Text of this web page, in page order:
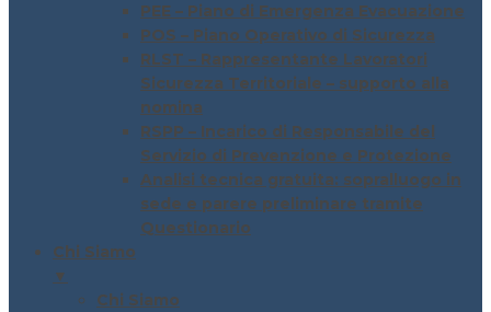
PEE – Piano di Emergenza Evacuazione
POS – Piano Operativo di Sicurezza
RLST – Rappresentante Lavoratori
Sicurezza Territoriale – supporto alla
nomina
RSPP – Incarico di Responsabile del
Servizio di Prevenzione e Protezione
Analisi tecnica gratuita: sopralluogo in
sede e parere preliminare tramite
Questionario
Chi Siamo
▼
Chi Siamo